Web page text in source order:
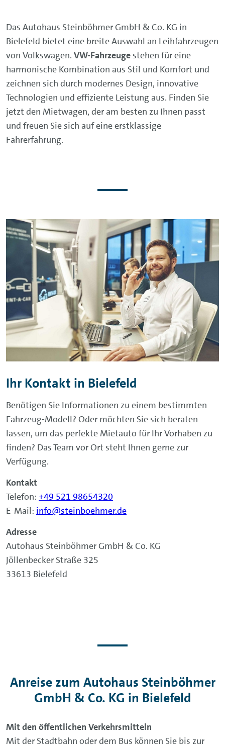
Das Autohaus Steinböhmer GmbH & Co. KG in
Bielefeld bietet eine breite Auswahl an Leihfahrzeugen
von Volkswagen. VW-Fahrzeuge stehen für eine
harmonische Kombination aus Stil und Komfort und
zeichnen sich durch modernes Design, innovative
Technologien und effiziente Leistung aus. Finden Sie
jetzt den Mietwagen, der am besten zu Ihnen passt
und freuen Sie sich auf eine erstklassige
Fahrerfahrung.
Ihr Kontakt in Bielefeld
Benötigen Sie Informationen zu einem bestimmten
Fahrzeug-Modell? Oder möchten Sie sich beraten
lassen, um das perfekte Mietauto für Ihr Vorhaben zu
finden? Das Team vor Ort steht Ihnen gerne zur
Verfügung.
Kontakt
Telefon: +49 521 98654320
E-Mail: info@steinboehmer.de
Adresse
Autohaus Steinböhmer GmbH & Co. KG
Jöllenbecker Straße 325
33613 Bielefeld
Anreise zum Autohaus Steinböhmer
GmbH & Co. KG in Bielefeld
Mit den öffentlichen Verkehrsmitteln
Mit der Stadtbahn oder dem Bus können Sie bis zur